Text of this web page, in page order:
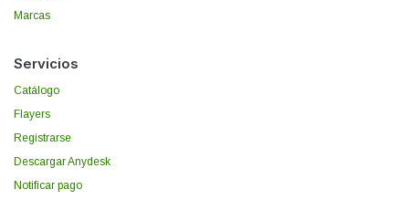
Marcas
Servicios
Catálogo
Flayers
Registrarse
Descargar Anydesk
Notificar pago